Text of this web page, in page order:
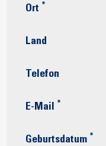
Ort *
Land
Telefon
E-Mail *
Geburtsdatum *